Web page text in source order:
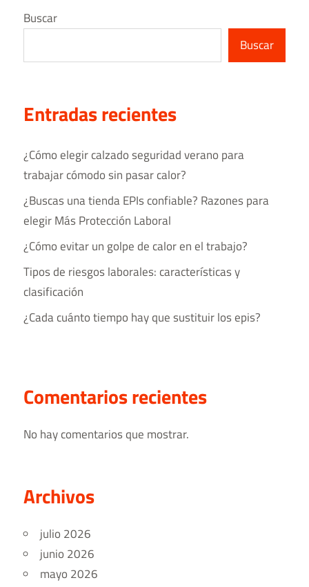
Buscar
Buscar
Entradas recientes
¿Cómo elegir calzado seguridad verano para
trabajar cómodo sin pasar calor?
¿Buscas una tienda EPIs confiable? Razones para
elegir Más Protección Laboral
¿Cómo evitar un golpe de calor en el trabajo?
Tipos de riesgos laborales​: características y
clasificación
¿Cada cuánto tiempo hay que sustituir los epis?
Comentarios recientes
No hay comentarios que mostrar.
Archivos
julio 2026
junio 2026
mayo 2026